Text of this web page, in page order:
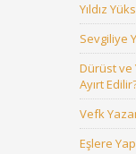
Yıldız
Sevgiliye
Dürüst ve
Ayırt
Vefk
Eşlere